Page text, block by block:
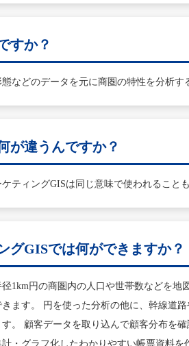
すか？
などのデータを元に商圏の特性を分析
が違うんですか？
ティングGISは同じ意味で使われることも
グGISでは何ができますか？
1km円の商圏内の人口や世帯数などを
ます。 円を使った分析の他に、幹線道
。 顧客データを取り込んで顧客分布を
・グラフ化したわかりやすい帳票資料を